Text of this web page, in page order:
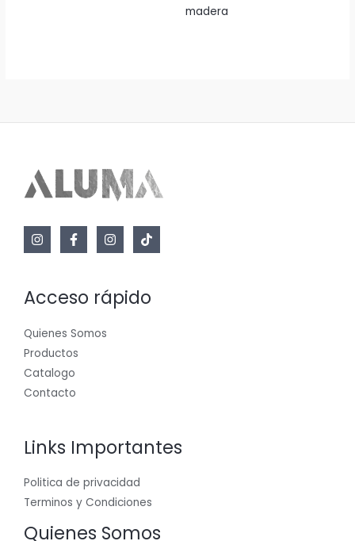
madera
Acceso rápido
Quienes Somos
Productos
Catalogo
Contacto
Links Importantes
Politica de privacidad
Terminos y Condiciones
Quienes Somos